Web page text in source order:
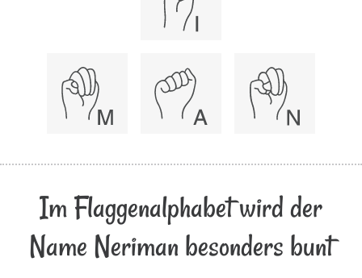
Im Flaggenalphabet wird der
Name Neriman besonders bunt